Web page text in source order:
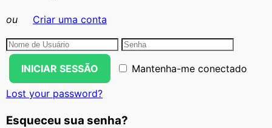
ou Criar uma conta
INICIAR SESSÃO Mantenha-me conectado
Lost your password?
Esqueceu sua senha?